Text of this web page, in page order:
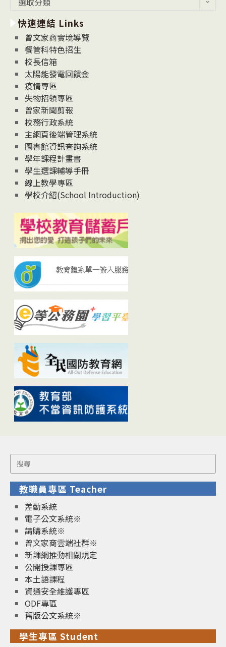
消
息
News
快速連結 Links
曾文家商實境導覽
餐管科特色招生
校長信箱
太陽能發電回饋金
疫情專區
失物招領專區
曾家新聞剪報
校務行政系統
主網頁後端管理系統
圖書館資訊查詢系統
學年課程計畫書
學生選課輔導手冊
線上教學專區
學校介紹(School Introduction)
Search
for:
教職員專區 Teacher
差勤系統
電子公文系統※
請購系統※
曾文家商雲端社群※
新課綱推動相關規定
公開授課專區
本土語課程
資通安全維護專區
ODF專區
舊版公文系統※
學生專區 Student